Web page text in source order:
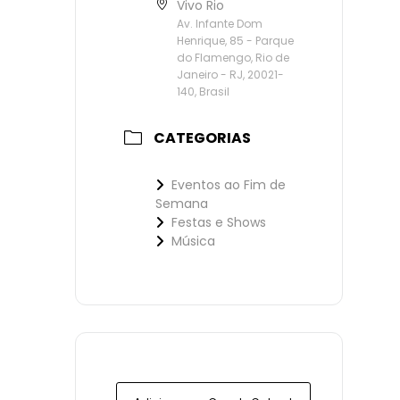
Vivo Rio
Av. Infante Dom
Henrique, 85 - Parque
do Flamengo, Rio de
Janeiro - RJ, 20021-
140, Brasil
CATEGORIAS
Eventos ao Fim de
Semana
Festas e Shows
Música